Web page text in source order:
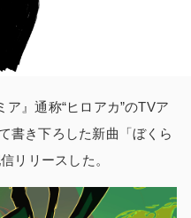
』通称“ヒロアカ”のTVア
書き下ろした新曲「ぼくら
リリースした。